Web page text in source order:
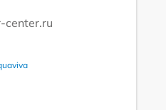
center.ru